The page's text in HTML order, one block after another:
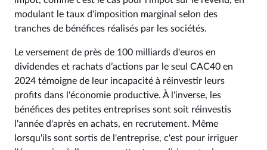
modulant le taux d'imposition marginal selon des
tranches de bénéfices réalisés par les sociétés.
Le versement de près de 100 milliards d'euros en
dividendes et rachats d’actions par le seul CAC40 en
2024 témoigne de leur incapacité à réinvestir leurs
profits dans l'économie productive. À l'inverse, les
bénéfices des petites entreprises sont soit réinvestis
l'année d'après en achats, en recrutement. Même
lorsqu'ils sont sortis de l'entreprise, c'est pour irriguer